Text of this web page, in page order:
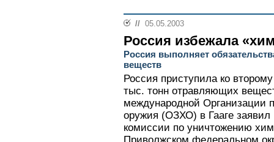
// 05.05.2003
Россия избежала
Россия выполняет
веществ
Россия приступила ко
тыс. тонн отравляющих
международной Организации
оружия (ОЗХО) в Гааге заявил
комиссии по уничтожению